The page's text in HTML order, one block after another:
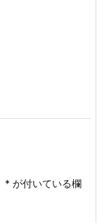
* が付いている欄